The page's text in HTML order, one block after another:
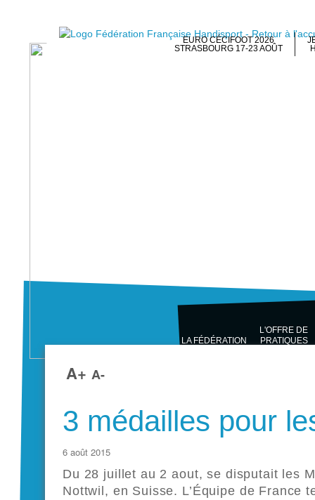
EURO CÉCIFOOT 2026
STRASBOURG 17-23 AOÛT
LA FÉDÉRATION
L'OFFRE DE
PRATIQUES
A+ A-
3 médailles pour
6 août 2015
Du 28 juillet au 2 aout, se disputait les
Nottwil, en Suisse. L’Équipe de France